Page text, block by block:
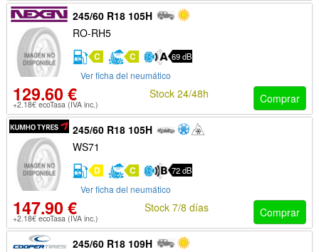
245/60 R18 105H
RO-RH5
C C 69 dB
Ver ficha del neumático
129.60 €
+2.18€ ecoTasa (IVA inc.) Comprar
Stock 24/48h
245/60 R18 105H
WS71
D C 72 dB
Ver ficha del neumático
147.90 €
+2.18€ ecoTasa (IVA inc.) Comprar
Stock 7/8 días
245/60 R18 109H